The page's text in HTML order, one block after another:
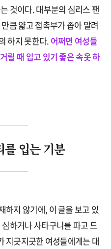
것이다. 대부분의 심리스 팬
큼 얇고 접촉부가 좁아 말려
하지 못한다. 어쩌면 여성들
릴 때 입고 있기 좋은 속옷 하
를 입는 기분
하지 않기에, 이 글을 보고 있
하거나 사타구니를 파고 드
지긋지긋한 여성들에게는 대